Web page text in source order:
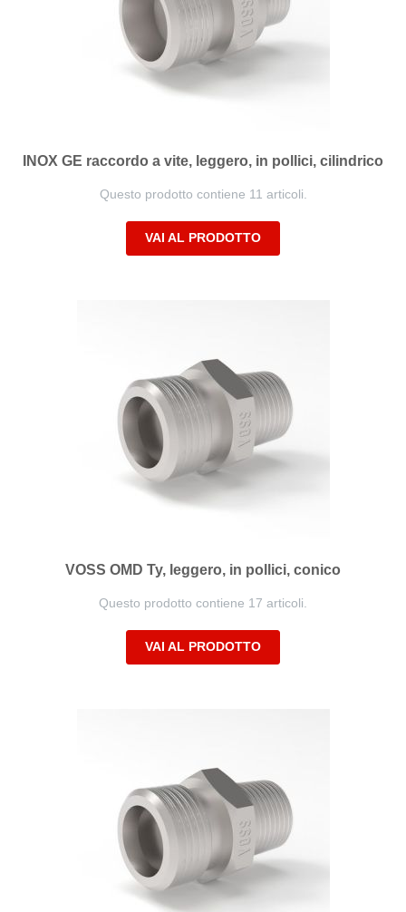
INOX GE raccordo a vite, leggero, in pollici, cilindrico
Questo prodotto contiene 11 articoli.
VAI AL PRODOTTO
VOSS OMD Ty, leggero, in pollici, conico
Questo prodotto contiene 17 articoli.
VAI AL PRODOTTO